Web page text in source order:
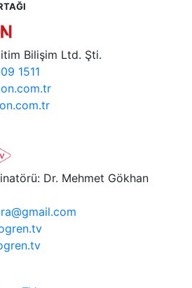
Bilişim Ltd. Şti.
1511
Dr. Mehmet Gökhan